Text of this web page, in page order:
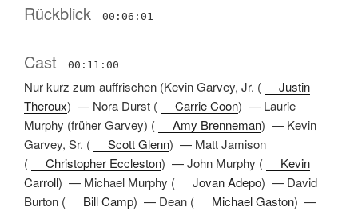
Rückblick 00:06:01
Cast 00:11:00
Nur kurz zum auffrischen (Kevin Garvey, Jr. (
Justin
Theroux) — Nora Durst ( Carrie Coon) — Laurie
Murphy (früher Garvey) ( Amy Brenneman) — Kevin
Garvey, Sr. ( Scott Glenn) — Matt Jamison
(
Christopher Eccleston) —John Murphy (
Kevin
Carroll) — Michael Murphy ( Jovan Adepo) — David
Burton ( Bill Camp) — Dean ( Michael Gaston) —